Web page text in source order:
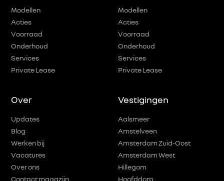
Modellen
Acties
Voorraad
Onderhoud
Services
Private Lease
Modellen
Acties
Voorraad
Onderhoud
Services
Private Lease
Over
Updates
Blog
Werken bij
Vacatures
Over ons
Contact magazijn
Vestigingen
Aalsmeer
Amstelveen
Amsterdam Zuid-Oost
Amsterdam West
Hillegom
Hoofddorp